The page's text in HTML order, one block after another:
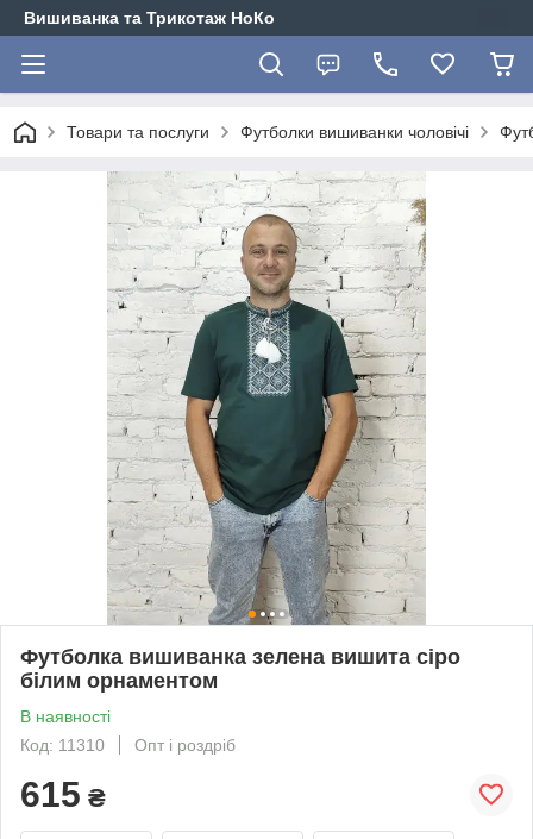
Вишиванка та Трикотаж НоКо
Товари та послуги Футболки вишиванки чоловічі
Футболка вишиванка зелена вишита сіро
білим орнаментом
В наявності
Код: 11310
Опт і роздріб
615 ₴